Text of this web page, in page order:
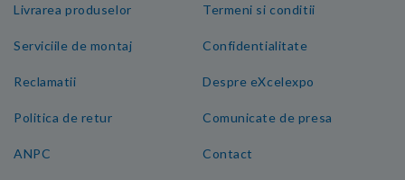
Livrarea produselor
Serviciile de montaj
Termeni si conditii
Confidentialitate
Reclamatii
Politica de retur
ANPC
Despre eXcelexpo
Comunicate de presa
Contact